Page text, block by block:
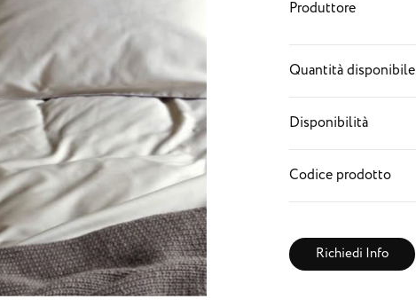
Produttore
Quantità disponibile
Disponibilità
Codice prodotto
Richiedi Info